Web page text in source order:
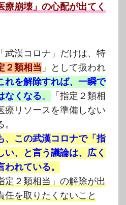
崩壊」の心配が出てく
武漢コロナ」だけは、特
２類相当 」として扱われ
れを解除すれば、一瞬で
なくなる。
「指定２類相
療リソースを準備しない
、この武漢コロナで「指
、と言う議論は、広く
れている。
定２類相当」の解除が出
を取りたくないこと